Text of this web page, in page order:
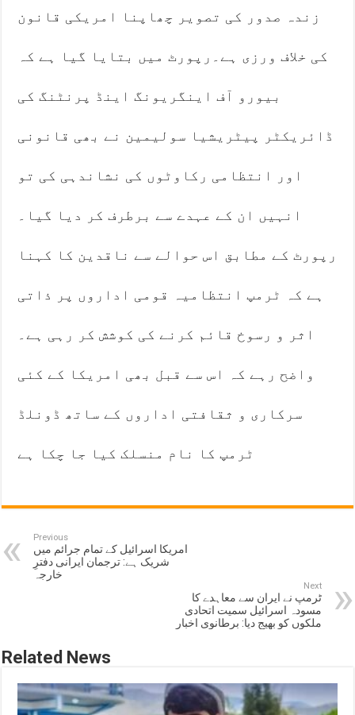
زندہ صدور کی تصویر چھاپنا امریکی قانون
کی خلاف ورزی ہے۔رپورٹ میں بتایا گیا ہے کہ
بیورو آف اینگریونگ اینڈ پرنٹنگ کی
ڈائریکٹر پیٹریشیا سولیمین نے بھی قانونی
اور انتظامی رکاوٹوں کی نشاندہی کی تو
انہیں ان کے عہدے سے برطرف کر دیا گیا۔
رپورٹ کے مطابق اس حوالے سے ناقدین کا کہنا
ہے کہ ٹرمپ انتظامیہ قومی اداروں پر ذاتی
اثر و رسوخ قائم کرنے کی کوشش کر رہی ہے۔
واضح رہے کہ اس سے قبل بھی امریکا کے کئی
سرکاری و ثقافتی اداروں کے ساتھ ڈونلڈ
ٹرمپ کا نام منسلک کیا جا چکا ہے
Previous
امریکا اسرائیل کے تمام جرائم میں
شریک ہے: ترجمان ایرانی دفترِ
خارجہ
Next
ٹرمپ نے ایران سے معاہدے کا
مسودہ اسرائیل سمیت اتحادی
ملکوں کو بھیج دیا: برطانوی اخبار
Related News